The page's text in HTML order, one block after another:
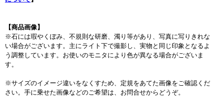
【商品画像】
※石には瑕やくぼみ、不規則な研磨、濁り等があり、写真に写りきれな
い場合がございます。主にライト下で撮影し、実物と同じ印象となるよ
う調整しています。お使いのモニタにより色が異なる場合がございま
す。
※サイズのイメージ違いをなくすため、定規をあてた画像をご確認くだ
さい。手に乗せた画像などのご希望は、お問合せからどうぞ。